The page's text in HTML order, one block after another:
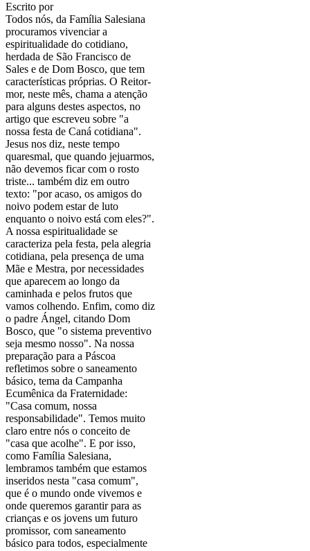
Escrito por
Todos nós, da Família Salesiana
procuramos vivenciar a
espiritualidade do cotidiano,
herdada de São Francisco de
Sales e de Dom Bosco, que tem
características próprias. O Reitor-
mor, neste mês, chama a atenção
para alguns destes aspectos, no
artigo que escreveu sobre "a
nossa festa de Caná cotidiana".
Jesus nos diz, neste tempo
quaresmal, que quando jejuarmos,
não devemos ficar com o rosto
triste... também diz em outro
texto: "por acaso, os amigos do
noivo podem estar de luto
enquanto o noivo está com eles?".
A nossa espiritualidade se
caracteriza pela festa, pela alegria
cotidiana, pela presença de uma
Mãe e Mestra, por necessidades
que aparecem ao longo da
caminhada e pelos frutos que
vamos colhendo. Enfim, como diz
o padre Ángel, citando Dom
Bosco, que "o sistema preventivo
seja mesmo nosso". Na nossa
preparação para a Páscoa
refletimos sobre o saneamento
básico, tema da Campanha
Ecumênica da Fraternidade:
"Casa comum, nossa
responsabilidade". Temos muito
claro entre nós o conceito de
"casa que acolhe". E por isso,
como Família Salesiana,
lembramos também que estamos
inseridos nesta "casa comum",
que é o mundo onde vivemos e
onde queremos garantir para as
crianças e os jovens um futuro
promissor, com saneamento
básico para todos, especialmente